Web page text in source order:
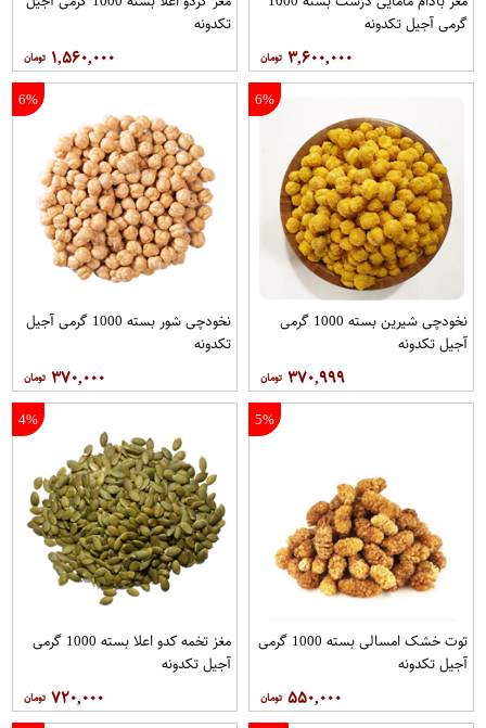
گرمی آجیل تکدونه
۳,۶۰۰,۰۰۰
تکدونه
۱,۵۶۰,۰۰۰
6%
نخودچی شیرین بسته 1000 گرمی
آجیل تکدونه
۳۷۰,۹۹۹
6%
نخودچی شور بسته 1000 گرمی آجیل
تکدونه
۳۷۰,۰۰۰
5%
توت خشک امسالی بسته 1000 گرمی
آجیل تکدونه
۵۵۰,۰۰۰
4%
مغز تخمه کدو اعلا بسته 1000 گرمی
آجیل تکدونه
۷۲۰,۰۰۰